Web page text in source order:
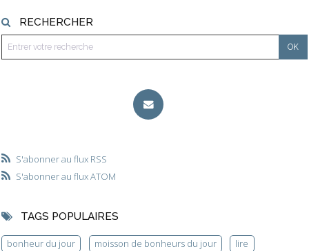
RECHERCHER
S'abonner au flux RSS
S'abonner au flux ATOM
TAGS POPULAIRES
bonheur du jour moisson de bonheurs du jour
lire